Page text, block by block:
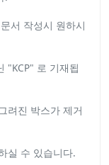
서 작성시 원하시
"KCP" 로 기재됩
려진 박스가 제거
실 수 있습니다.